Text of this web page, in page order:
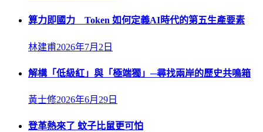
算力即國力 Token 如何定義AI時代的第五生產要素
林建甫2026年7月2日
解構「低級紅」與「極端獨」─尋找兩岸的歷史共鳴箱
黃士修2026年6月29日
登革熱來了 蚊子比鼠更可怕